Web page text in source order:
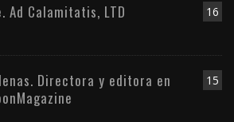
16
Ad Calamitatis, LTD
15
Directora y editora en